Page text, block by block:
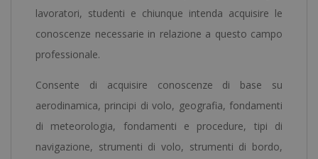
Notaio
quantità
e
:
lavoratori, studenti e chiunque intenda acquisire le
conoscenze necessarie in relazione a questo campo
professionale.
Consente di acquisire conoscenze di base su
aerodinamica, principi di volo, geografia, fondamenti
di meteorologia, fondamenti e procedure, tipi di
navigazione, strumenti di volo, strumenti di bordo,